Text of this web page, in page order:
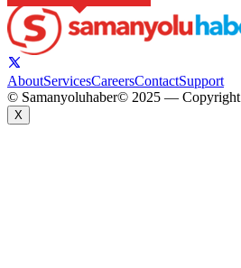
AboutServicesCareersContactSupport
© Samanyoluhaber© 2025 — Copyright
X